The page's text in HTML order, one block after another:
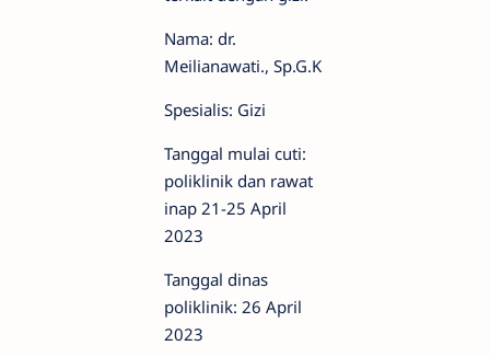
Nama: dr.
Meilianawati., Sp.G.K
Spesialis: Gizi
Tanggal mulai cuti:
poliklinik dan rawat
inap 21-25 April
2023
Tanggal dinas
poliklinik: 26 April
2023